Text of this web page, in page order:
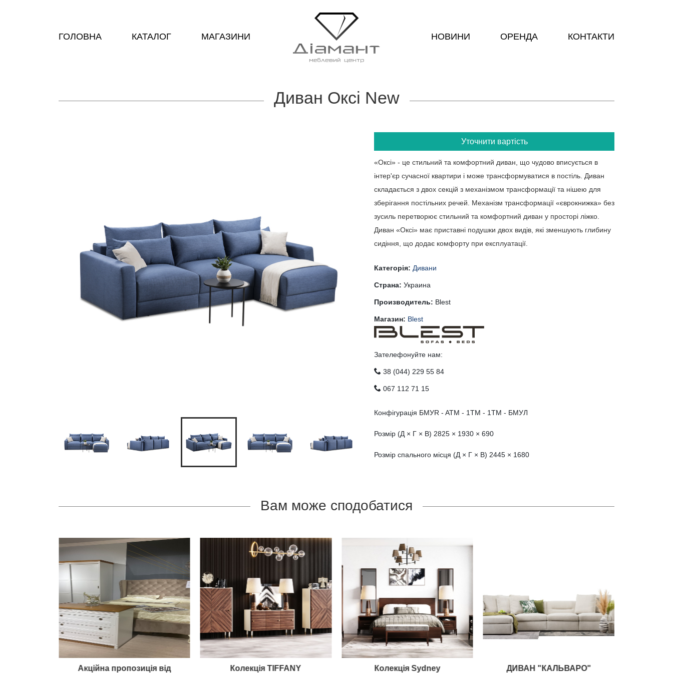
ГОЛОВНА КАТАЛОГ МАГАЗИНИ НОВИНИ ОРЕНДА КОНТАКТИ
Диван Оксі New
Уточнити вартість
«Оксі» - це стильний та комфортний диван, що чудово вписується в
інтер'єр сучасної квартири і може трансформуватися в постіль. Диван
складається з двох секцій з механізмом трансформації та нішею для
зберігання постільних речей. Механізм трансформації «єврокнижка» без
зусиль перетворює стильний та комфортний диван у просторі ліжко.
Диван «Оксі» має приставні подушки двох видів, які зменшують глибину
сидіння, що додає комфорту при експлуатації.
Категорія: Дивани
Страна: Украина
Производитель: Blest
Магазин: Blest
Зателефонуйте нам:
38 (044) 229 55 84
067 112 71 15
Конфігурація БМУR - ATM - 1TM - 1TM - БМУЛ
Розмір (Д × Г × В) 2825 × 1930 × 690
Розмір спального місця (Д × Г × В) 2445 × 1680
Вам може сподобатися
Акційна пропозиція від Колекція TIFFANY Колекція Sydney ДИВАН "КАЛЬВАРО"